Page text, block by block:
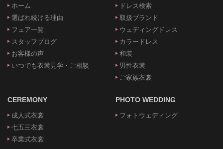
ホーム
選ばれ続ける理由
フェア一覧
スタッフブログ
お客様の声
いつでも衣裳見学・ご相談
ドレス検索
取扱ブランド
ウェディングドレス
カラードレス
和装
男性衣裳
ご家族衣裳
CEREMONY
成人式衣裳
七五三衣裳
卒業式衣裳
PHOTO WEDDING
フォトウェディング